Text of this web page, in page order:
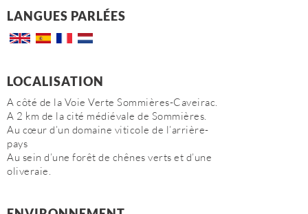
LANGUES PARLÉES
LOCALISATION
A côté de la Voie Verte Sommières-Caveirac.
A 2 km de la cité médiévale de Sommières.
Au cœur d’un domaine viticole de l’arrière-
pays
Au sein d’une forêt de chênes verts et d’une
oliveraie.